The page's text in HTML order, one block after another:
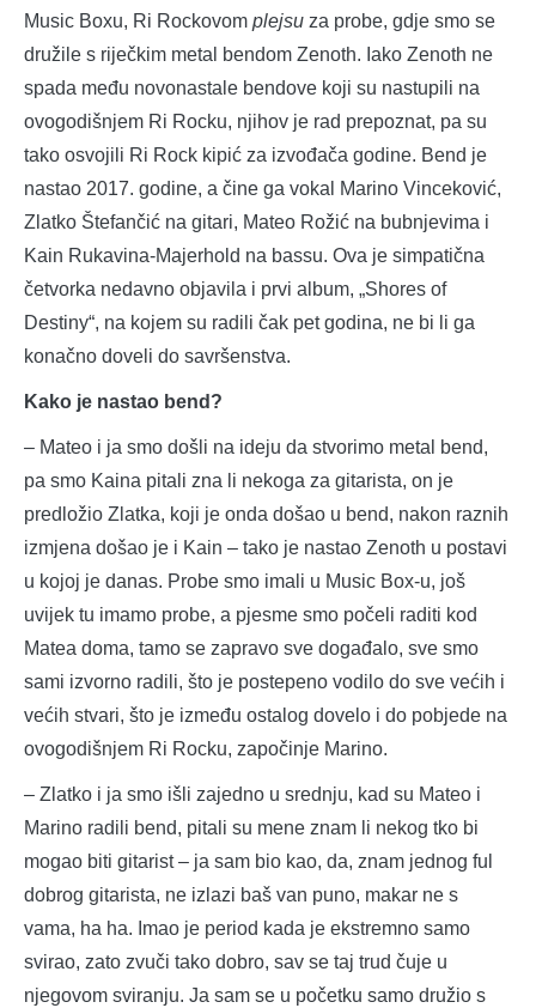
Music Boxu, Ri Rockovom plejsu za probe, gdje smo se
družile s riječkim metal bendom Zenoth. Iako Zenoth ne
spada među novonastale bendove koji su nastupili na
ovogodišnjem Ri Rocku, njihov je rad prepoznat, pa su
tako osvojili Ri Rock kipić za izvođača godine. Bend je
nastao 2017. godine, a čine ga vokal Marino Vinceković,
Zlatko Štefančić na gitari, Mateo Rožić na bubnjevima i
Kain Rukavina-Majerhold na bassu. Ova je simpatična
četvorka nedavno objavila i prvi album, „Shores of
Destiny“, na kojem su radili čak pet godina, ne bi li ga
konačno doveli do savršenstva.
Kako je nastao bend?
– Mateo i ja smo došli na ideju da stvorimo metal bend,
pa smo Kaina pitali zna li nekoga za gitarista, on je
predložio Zlatka, koji je onda došao u bend, nakon raznih
izmjena došao je i Kain – tako je nastao Zenoth u postavi
u kojoj je danas. Probe smo imali u Music Box-u, još
uvijek tu imamo probe, a pjesme smo počeli raditi kod
Matea doma, tamo se zapravo sve događalo, sve smo
sami izvorno radili, što je postepeno vodilo do sve većih i
većih stvari, što je između ostalog dovelo i do pobjede na
ovogodišnjem Ri Rocku, započinje Marino.
– Zlatko i ja smo išli zajedno u srednju, kad su Mateo i
Marino radili bend, pitali su mene znam li nekog tko bi
mogao biti gitarist – ja sam bio kao, da, znam jednog ful
dobrog gitarista, ne izlazi baš van puno, makar ne s
vama, ha ha. Imao je period kada je ekstremno samo
svirao, zato zvuči tako dobro, sav se taj trud čuje u
njegovom sviranju. Ja sam se u početku samo družio s